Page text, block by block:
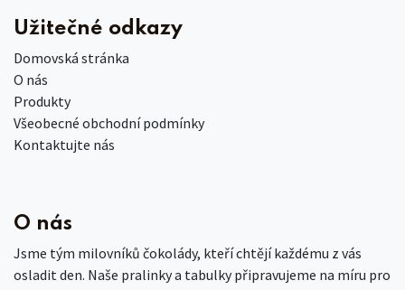
Užitečné odkazy
Domovská stránka
O nás
Produkty
Všeobecné obchodní podmínky
Kontaktujte nás
O nás
Jsme tým milovníků čokolády, kteří chtějí každému z vás
osladit den. Naše pralinky a tabulky připravujeme na míru pro